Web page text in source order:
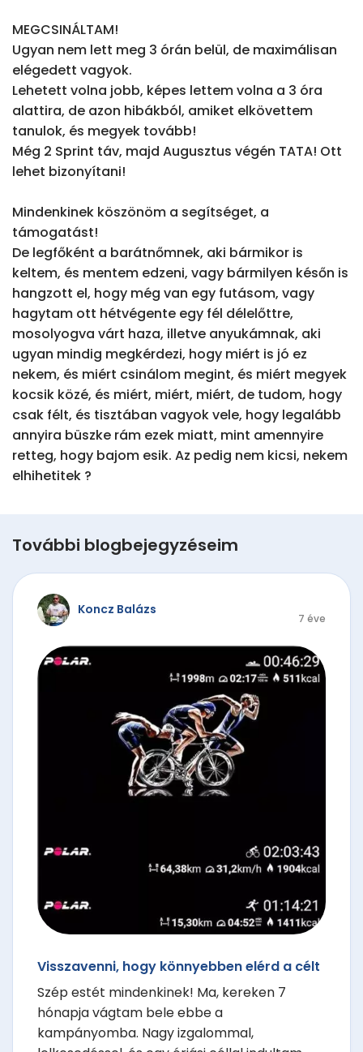
MEGCSINÁLTAM!
Ugyan nem lett meg 3 órán belül, de maximálisan
elégedett vagyok.
Lehetett volna jobb, képes lettem volna a 3 óra
alattira, de azon hibákból, amiket elkövettem
tanulok, és megyek tovább!
Még 2 Sprint táv, majd Augusztus végén TATA! Ott
lehet bizonyítani!
Mindenkinek köszönöm a segítséget, a
támogatást!
De legfőként a barátnőmnek, aki bármikor is
keltem, és mentem edzeni, vagy bármilyen későn is
hangzott el, hogy még van egy futásom, vagy
hagytam ott hétvégente egy fél délelőttre,
mosolyogva várt haza, illetve anyukámnak, aki
ugyan mindig megkérdezi, hogy miért is jó ez
nekem, és miért csinálom megint, és miért megyek
kocsik közé, és miért, miért, miért, de tudom, hogy
csak félt, és tisztában vagyok vele, hogy legalább
annyira büszke rám ezek miatt, mint amennyire
retteg, hogy bajom esik. Az pedig nem kicsi, nekem
elhihetitek ?
További blogbejegyzéseim
Koncz Balázs
7 éve
Visszavenni, hogy könnyebben elérd a célt
Szép estét mindenkinek! Ma, kereken 7
hónapja vágtam bele ebbe a
kampányomba. Nagy izgalommal,